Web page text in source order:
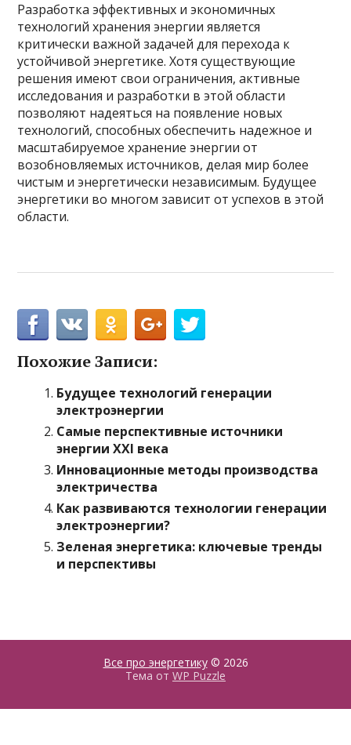
Разработка эффективных и экономичных
технологий хранения энергии является
критически важной задачей для перехода к
устойчивой энергетике. Хотя существующие
решения имеют свои ограничения, активные
исследования и разработки в этой области
позволяют надеяться на появление новых
технологий, способных обеспечить надежное и
масштабируемое хранение энергии от
возобновляемых источников, делая мир более
чистым и энергетически независимым. Будущее
энергетики во многом зависит от успехов в этой
области.
Похожие Записи:
Будущее технологий генерации
электроэнергии
Самые перспективные источники
энергии XXI века
Инновационные методы производства
электричества
Как развиваются технологии генерации
электроэнергии?
Зеленая энергетика: ключевые тренды
и перспективы
Все про энергетику© 2026
Тема от WP Puzzle